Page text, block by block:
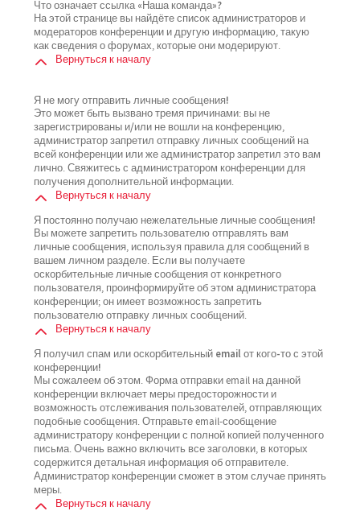
Что означает ссылка «Наша команда»?
На этой странице вы найдёте список администраторов и
модераторов конференции и другую информацию, такую
как сведения о форумах, которые они модерируют.
Вернуться к началу
Я не могу отправить личные сообщения!
Это может быть вызвано тремя причинами: вы не
зарегистрированы и/или не вошли на конференцию,
администратор запретил отправку личных сообщений на
всей конференции или же администратор запретил это вам
лично. Свяжитесь с администратором конференции для
получения дополнительной информации.
Вернуться к началу
Я постоянно получаю нежелательные личные сообщения!
Вы можете запретить пользователю отправлять вам
личные сообщения, используя правила для сообщений в
вашем личном разделе. Если вы получаете
оскорбительные личные сообщения от конкретного
пользователя, проинформируйте об этом администратора
конференции; он имеет возможность запретить
пользователю отправку личных сообщений.
Вернуться к началу
Я получил спам или оскорбительный email от кого-то с этой
конференции!
Мы сожалеем об этом. Форма отправки email на данной
конференции включает меры предосторожности и
возможность отслеживания пользователей, отправляющих
подобные сообщения. Отправьте email-сообщение
администратору конференции с полной копией полученного
письма. Очень важно включить все заголовки, в которых
содержится детальная информация об отправителе.
Администратор конференции сможет в этом случае принять
меры.
Вернуться к началу